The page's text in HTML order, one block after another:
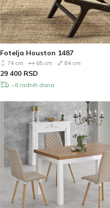
Fotelja Houston 1487
74 cm 65 cm 84 cm
29 400 RSD
~8 radnih dana